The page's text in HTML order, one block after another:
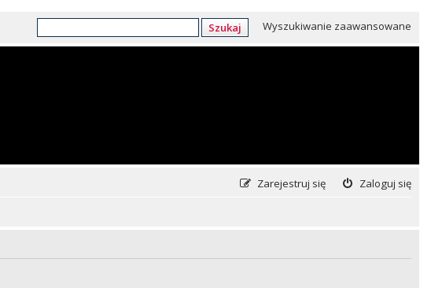
Szukaj Wyszukiwanie zaawansowane
Zaloguj się
Zarejestruj się